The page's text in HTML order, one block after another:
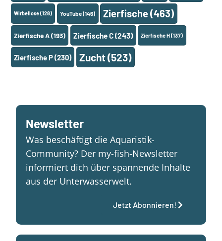
Wirbellose(128) YouTube(146) Zierfische(463)
Zierfische A(193) Zierfische C(243) Zierfische H(137)
Zierfische P(230) Zucht(523)
Newsletter
Was beschäftigt die Aquaristik-
Community? Der my-fish-Newsletter
informiert dich über spannende Inhalte
aus der Unterwasserwelt.
Jetzt Abonnieren!